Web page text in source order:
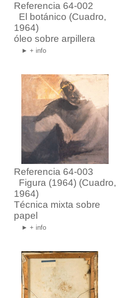
Referencia 64-002
El botánico (Cuadro,
1964)
óleo sobre arpillera
► + info
Referencia 64-003
Figura (1964) (Cuadro,
1964)
Técnica mixta sobre
papel
► + info